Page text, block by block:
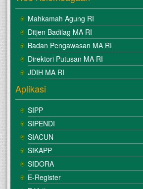
Mahkamah Agung RI
Ditjen Badilag MA RI
Badan Pengawasan MA RI
Direktori Putusan MA RI
JDIH MA RI
Aplikasi
SIPP
SIPENDI
SIACUN
SIKAPP
SIDORA
E-Register